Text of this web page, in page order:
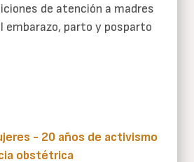
de atención a madres
embarazo, parto y posparto
- 20 años de activismo
obstétrica